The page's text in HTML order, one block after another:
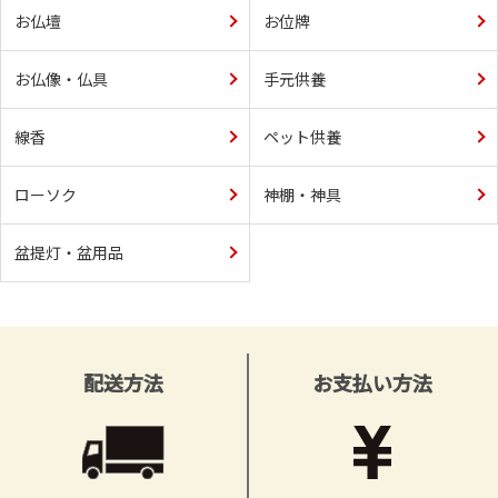
お仏壇 お位牌
お仏像・仏具 手元供養
線香 ペット供養
ローソク 神棚・神具
盆提灯・盆用品
配送方法 お支払い方法